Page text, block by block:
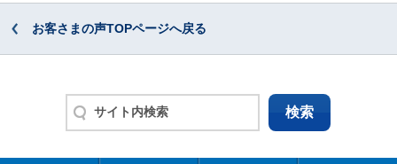
お客さまの声TOPページへ戻る